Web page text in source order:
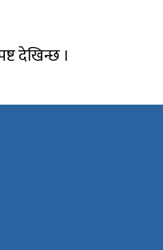
देखिन्छ ।